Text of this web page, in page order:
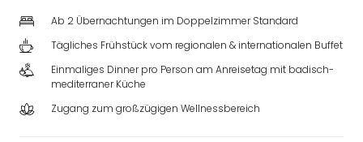
Ab 2 Übernachtungen im Doppelzimmer Standard
Tägliches Frühstück vom regionalen & internationalen Buffet
Einmaliges Dinner pro Person am Anreisetag mit badisch-
mediterraner Küche
Zugang zum großzügigen Wellnessbereich